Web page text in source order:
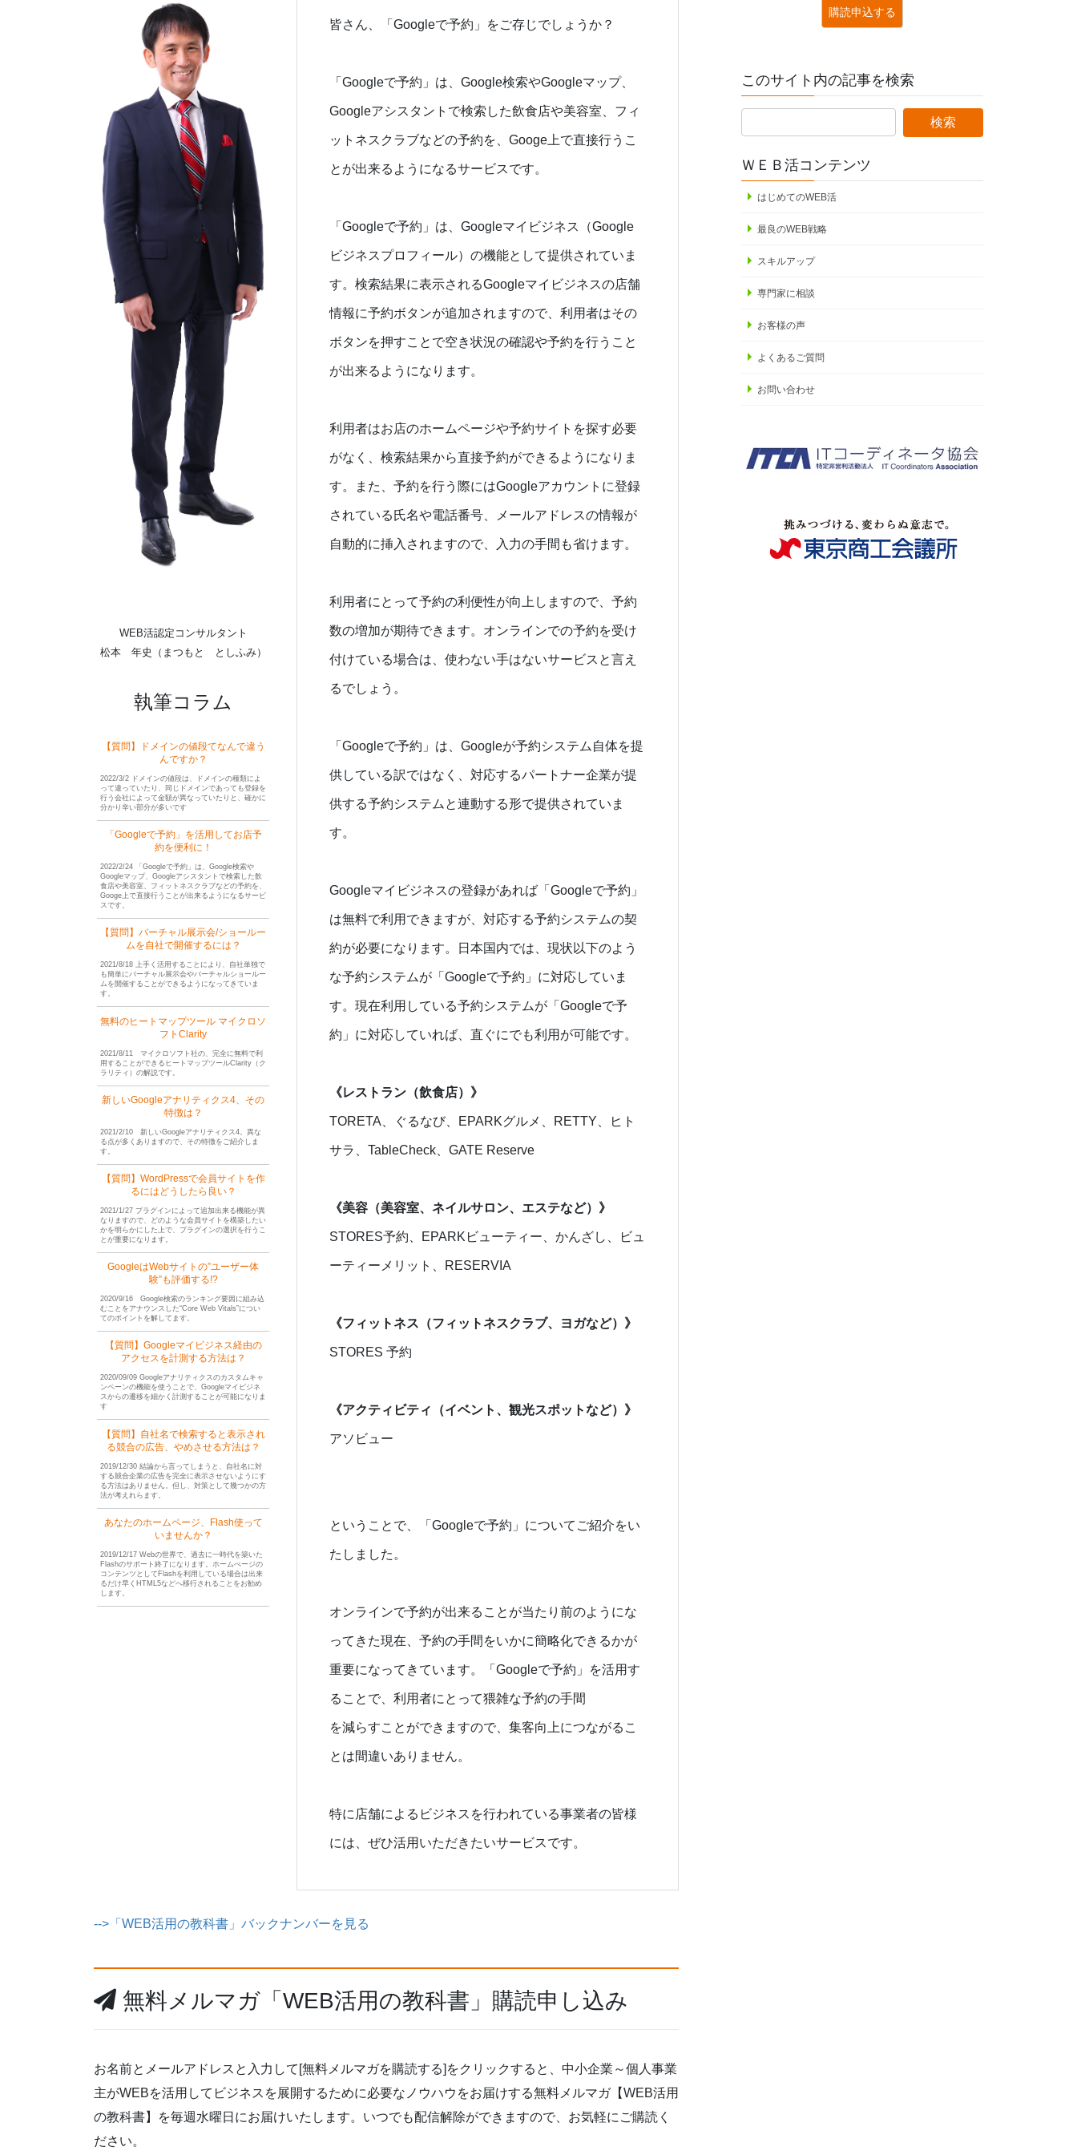
WEB活認定コンサルタント
松本 年史（まつもと としふみ）
執筆コラム
【質問】ドメインの値段てなんで違う
んですか？
2022/3/2 ドメインの値段は、ドメインの種類によ
って違っていたり、同じドメインであっても登録を
行う会社によって金額が異なっていたりと、確かに
分かり辛い部分が多いです
「Googleで予約」を活用してお店予
約を便利に！
2022/2/24 「Googleで予約」は、Google検索や
Googleマップ、Googleアシスタントで検索した飲
食店や美容室、フィットネスクラブなどの予約を、
Googe上で直接行うことが出来るようになるサービ
スです。
【質問】バーチャル展示会/ショールー
ムを自社で開催するには？
2021/8/18 上手く活用することにより、自社単独で
も簡単にバーチャル展示会やバーチャルショールー
ムを開催することができるようになってきていま
す。
無料のヒートマップツール マイクロソ
フトClarity
2021/8/11 マイクロソフト社の、完全に無料で利
用することができるヒートマップツールClarity（ク
ラリティ）の解説です。
新しいGoogleアナリティクス4、その
特徴は？
2021/2/10 新しいGoogleアナリティクス4。異な
る点が多くありますので、その特徴をご紹介しま
す。
【質問】WordPressで会員サイトを作
るにはどうしたら良い？
2021/1/27 プラグインによって追加出来る機能が異
なりますので、どのような会員サイトを構築したい
かを明らかにした上で、プラグインの選択を行うこ
とが重要になります。
GoogleはWebサイトの”ユーザー体
験”も評価する!?
2020/9/16 Google検索のランキング要因に組み込
むことをアナウンスした“Core Web Vitals”につい
てのポイントを解してます。
【質問】Googleマイビジネス経由の
アクセスを計測する方法は？
2020/09/09 Googleアナリティクスのカスタムキャ
ンペーンの機能を使うことで、Googleマイビジネ
スからの遷移を細かく計測することが可能になりま
す
【質問】自社名で検索すると表示され
る競合の広告、やめさせる方法は？
2019/12/30 結論から言ってしまうと、自社名に対
する競合企業の広告を完全に表示させないようにす
る方法はありません。但し、対策として幾つかの方
法が考えれらます。
あなたのホームページ、Flash使って
いませんか？
2019/12/17 Webの世界で、過去に一時代を築いた
Flashのサポート終了になります。ホームぺージの
コンテンツとしてFlashを利用している場合は出来
るだけ早くHTML5などへ移行されることをお勧め
します。
皆さん、「Googleで予約」をご存じでしょうか？
「Googleで予約」は、Google検索やGoogleマップ、
Googleアシスタントで検索した飲食店や美容室、フィ
ットネスクラブなどの予約を、Googe上で直接行うこ
とが出来るようになるサービスです。
「Googleで予約」は、Googleマイビジネス（Google
ビジネスプロフィール）の機能として提供されていま
す。検索結果に表示されるGoogleマイビジネスの店舗
情報に予約ボタンが追加されますので、利用者はその
ボタンを押すことで空き状況の確認や予約を行うこと
が出来るようになります。
利用者はお店のホームページや予約サイトを探す必要
がなく、検索結果から直接予約ができるようになりま
す。また、予約を行う際にはGoogleアカウントに登録
されている氏名や電話番号、メールアドレスの情報が
自動的に挿入されますので、入力の手間も省けます。
利用者にとって予約の利便性が向上しますので、予約
数の増加が期待できます。オンラインでの予約を受け
付けている場合は、使わない手はないサービスと言え
るでしょう。
「Googleで予約」は、Googleが予約システム自体を提
供している訳ではなく、対応するパートナー企業が提
供する予約システムと連動する形で提供されていま
す。
Googleマイビジネスの登録があれば「Googleで予約」
は無料で利用できますが、対応する予約システムの契
約が必要になります。日本国内では、現状以下のよう
な予約システムが「Googleで予約」に対応していま
す。現在利用している予約システムが「Googleで予
約」に対応していれば、直ぐにでも利用が可能です。
《レストラン（飲食店）》
TORETA、ぐるなび、EPARKグルメ、RETTY、ヒト
サラ、TableCheck、GATE Reserve
《美容（美容室、ネイルサロン、エステなど）》
STORES予約、EPARKビューティー、かんざし、ビュ
ーティーメリット、RESERVIA
《フィットネス（フィットネスクラブ、ヨガなど）》
STORES 予約
《アクティビティ（イベント、観光スポットなど）》
アソビュー
ということで、「Googleで予約」についてご紹介をい
たしました。
オンラインで予約が出来ることが当たり前のようにな
ってきた現在、予約の手間をいかに簡略化できるかが
重要になってきています。「Googleで予約」を活用す
ることで、利用者にとって猥雑な予約の手間
を減らすことができますので、集客向上につながるこ
とは間違いありません。
特に店舗によるビジネスを行われている事業者の皆様
には、ぜひ活用いただきたいサービスです。
-->「WEB活用の教科書」バックナンバーを見る
無料メルマガ「WEB活用の教科書」購読申し込み
お名前とメールアドレスと入力して[無料メルマガを購読する]をクリックすると、中小企業～個人事業
主がWEBを活用してビジネスを展開するために必要なノウハウをお届けする無料メルマガ【WEB活用
の教科書】を毎週水曜日にお届けいたします。いつでも配信解除ができますので、お気軽にご購読く
ださい。
このサイト内の記事を検索
ＷＥＢ活コンテンツ
はじめてのWEB活
最良のWEB戦略
スキルアップ
専門家に相談
お客様の声
よくあるご質問
お問い合わせ